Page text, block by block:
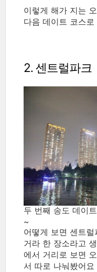
이렇게 해가 지는
다음 데이트 코스
2. 센트럴파크
두 번째 송도 데이
~
어떻게 보면 센트
거라 한 장소라고
에서 거리로 보면
서 따로 나눠봤어요